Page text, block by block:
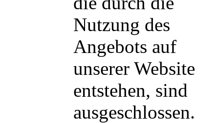
Nutzung des
Angebots auf
unserer Website
entstehen, sind
ausgeschlossen.